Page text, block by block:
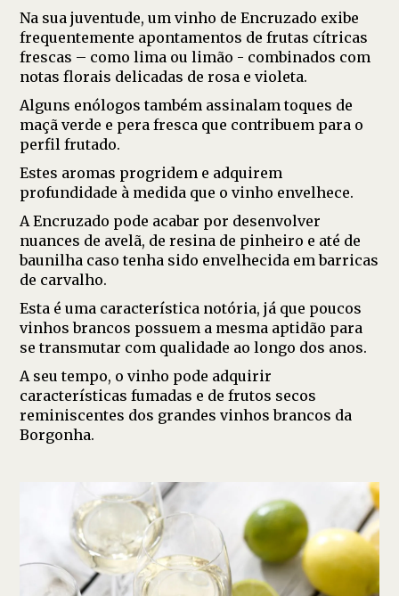
Na sua juventude, um vinho de Encruzado exibe
frequentemente apontamentos de frutas cítricas
frescas – como lima ou limão - combinados com
notas florais delicadas de rosa e violeta.
Alguns enólogos também assinalam toques de
maçã verde e pera fresca que contribuem para o
perfil frutado.
Estes aromas progridem e adquirem
profundidade à medida que o vinho envelhece.
A Encruzado pode acabar por desenvolver
nuances de avelã, de resina de pinheiro e até de
baunilha caso tenha sido envelhecida em barricas
de carvalho.
Esta é uma característica notória, já que poucos
vinhos brancos possuem a mesma aptidão para
se transmutar com qualidade ao longo dos anos.
A seu tempo, o vinho pode adquirir
características fumadas e de frutos secos
reminiscentes dos grandes vinhos brancos da
Borgonha.